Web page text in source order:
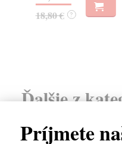
Príjmete
18,80 € ?
Ďalšie z